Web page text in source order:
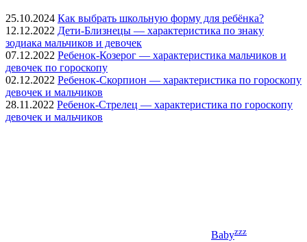
25.10.2024 Как выбрать школьную форму для ребёнка?
12.12.2022 Дети-Близнецы — характеристика по знаку
зодиака мальчиков и девочек
07.12.2022 Ребенок-Козерог — характеристика мальчиков и
девочек по гороскопу
02.12.2022 Ребенок-Скорпион — характеристика по гороскопу
девочек и мальчиков
28.11.2022 Ребенок-Стрелец — характеристика по гороскопу
девочек и мальчиков
Babyzzz